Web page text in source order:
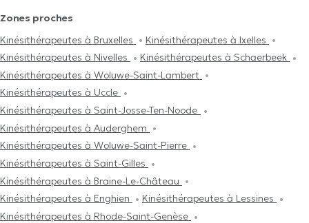
Zones proches
Kinésithérapeutes à Bruxelles
Kinésithérapeutes à Ixelles
Kinésithérapeutes à Nivelles
Kinésithérapeutes à Schaerbeek
Kinésithérapeutes à Woluwe-Saint-Lambert
Kinésithérapeutes à Uccle
Kinésithérapeutes à Saint-Josse-Ten-Noode
Kinésithérapeutes à Auderghem
Kinésithérapeutes à Woluwe-Saint-Pierre
Kinésithérapeutes à Saint-Gilles
Kinésithérapeutes à Braine-Le-Château
Kinésithérapeutes à Enghien
Kinésithérapeutes à Lessines
Kinésithérapeutes à Rhode-Saint-Genèse